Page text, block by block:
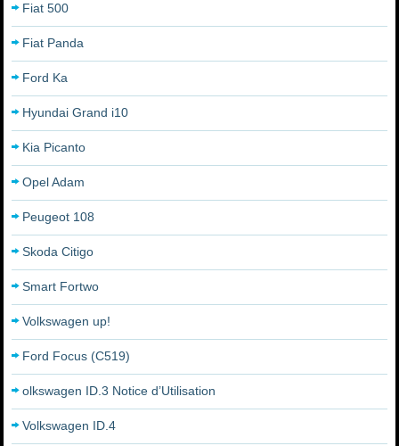
Fiat 500
Fiat Panda
Ford Ka
Hyundai Grand i10
Kia Picanto
Opel Adam
Peugeot 108
Skoda Citigo
Smart Fortwo
Volkswagen up!
Ford Focus (C519)
olkswagen ID.3 Notice d’Utilisation
Volkswagen ID.4